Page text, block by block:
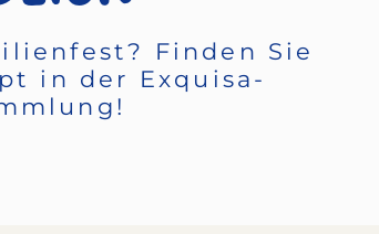
Finden Sie
in der Exquisa-